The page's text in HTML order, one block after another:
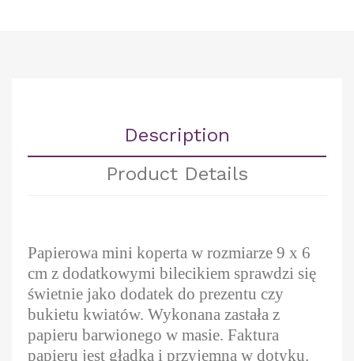
Description
Product Details
Papierowa mini koperta w rozmiarze 9 x 6
cm z dodatkowymi bilecikiem sprawdzi się
świetnie jako dodatek do prezentu czy
bukietu kwiatów. Wykonana zastała z
papieru barwionego w masie. Faktura
papieru jest gładka i przyjemna w dotyku.